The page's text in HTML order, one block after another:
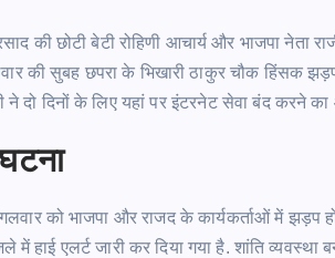
की छोटी बेटी रोहिणी आचार्य और भाजपा नेता
की सुबह छपरा के भिखारी ठाकुर चौक हिंसक
ने दो दिनों के लिए यहां पर इंटरनेट सेवा बंद करने
को भाजपा और राजद के कार्यकर्ताओं में झड़प
में हाई एलर्ट जारी कर दिया गया है. शांति व्यवस्था